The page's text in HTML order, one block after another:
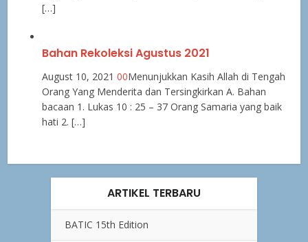
[…]
Bahan Rekoleksi Agustus 2021
August 10, 202100Menunjukkan Kasih Allah di Tengah
Orang Yang Menderita dan Tersingkirkan A. Bahan
bacaan 1. Lukas 10 : 25 – 37 Orang Samaria yang baik
hati 2. […]
ARTIKEL TERBARU
BATIC 15th Edition